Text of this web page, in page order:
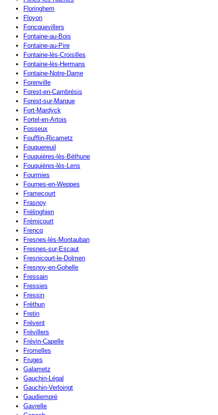
Floringhem
Floyon
Foncquevillers
Fontaine-au-Bois
Fontaine-au-Pire
Fontaine-lès-Croisilles
Fontaine-lès-Hermans
Fontaine-Notre-Dame
Forenville
Forest-en-Cambrésis
Forest-sur-Marque
Fort-Mardyck
Fortel-en-Artois
Fosseux
Foufflin-Ricametz
Fouquereuil
Fouquières-lès-Béthune
Fouquières-lès-Lens
Fourmies
Fournes-en-Weppes
Framecourt
Frasnoy
Frélinghien
Frémicourt
Frencq
Fresnes-lès-Montauban
Fresnes-sur-Escaut
Fresnicourt-le-Dolmen
Fresnoy-en-Gohelle
Fressain
Fressies
Fressin
Fréthun
Fretin
Frévent
Frévillers
Frévin-Capelle
Fromelles
Fruges
Galametz
Gauchin-Légal
Gauchin-Verloingt
Gaudiempré
Gavrelle